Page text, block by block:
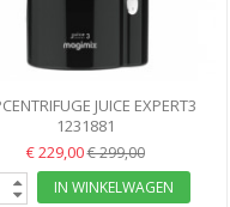
JUICE EXPERT3
MAGIMIX 3IN1, MET...
1231881
€ 229,00€ 299,00
IN WINKELWAGEN